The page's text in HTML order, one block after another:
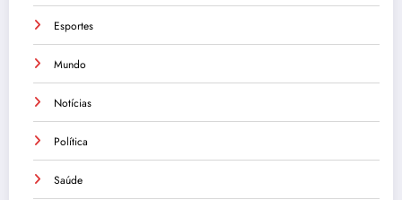
Esportes
Mundo
Notícias
Política
Saúde